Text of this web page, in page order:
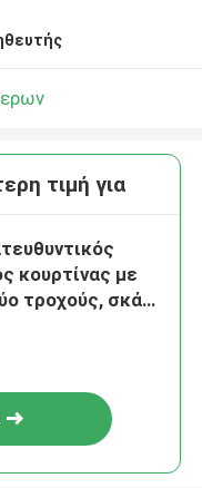
τιμή για
κουρτίνας με
τροχούς, σκάλα